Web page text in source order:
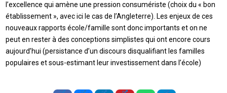
l’excellence qui amène une pression consumériste (choix du « bon
établissement », avec ici le cas de l’Angleterre). Les enjeux de ces
nouveaux rapports école/famille sont donc importants et on ne
peut en rester à des conceptions simplistes qui ont encore cours
aujourd’hui (persistance d’un discours disqualifiant les familles
populaires et sous-estimant leur investissement dans l’école)